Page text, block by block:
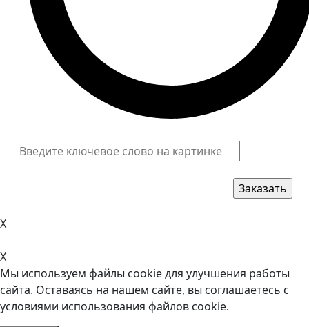
X
X
Мы используем файлы cookie для улучшения работы
сайта. Оставаясь на нашем сайте, вы соглашаетесь с
условиями использования файлов cookie.